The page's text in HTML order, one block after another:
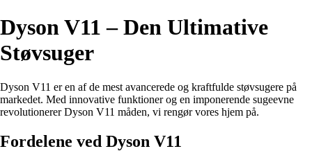
Dyson V11 – Den Ultimative
Støvsuger
Dyson V11 er en af de mest avancerede og kraftfulde støvsugere på
markedet. Med innovative funktioner og en imponerende sugeevne
revolutionerer Dyson V11 måden, vi rengør vores hjem på.
Fordelene ved Dyson V11